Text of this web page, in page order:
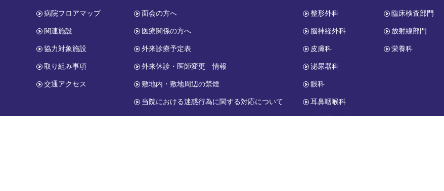
病院フロアマップ
関連施設
協力対象施設
取り組み事項
交通アクセス
面会の方へ
医療関係の方へ
外来診療予定表
外来休診・医師変更 情報
敷地内・敷地周辺の禁煙
当院における迷惑行為に関する対応について
整形外科
脳神経外科
皮膚科
泌尿器科
眼科
耳鼻咽喉科
臨床検査部門
放射線部門
栄養科